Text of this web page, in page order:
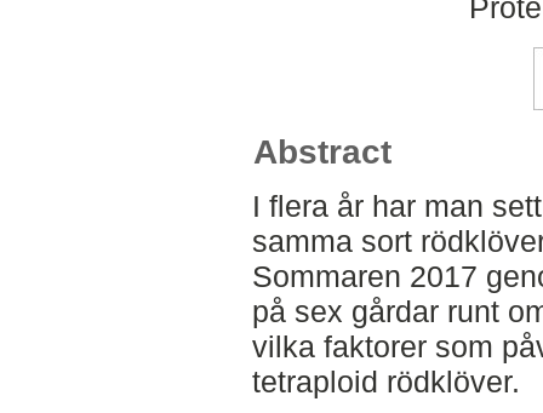
Abstract
I flera år har man
samma sort
Sommaren 2017
på sex gårdar runt
vilka faktorer som
tetraploid rödklöver.